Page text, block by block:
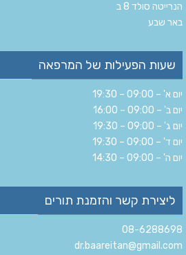
הנרייטה סולד 8 ב‏
‏באר שבע‏
שעות הפעילות של המרפאה
יום א' – 09:00 – 19:30
יום ב' – 09:00 – 16:00
יום ג' – 09:00 – 19:30
יום ד' – 09:00 – 19:30
יום ה' – 09:00 – 14:30
ליצירת קשר והזמנת תורים
08-6288698
dr.baareitan@gmail.com